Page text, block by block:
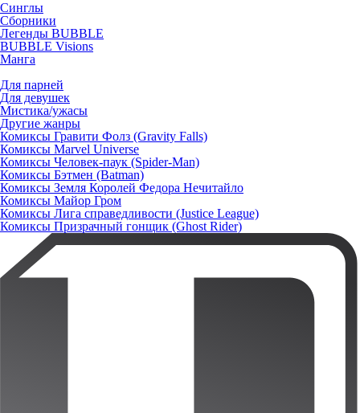
Синглы
Сборники
Легенды BUBBLE
BUBBLE Visions
Манга
Для парней
Для девушек
Мистика/ужасы
Другие жанры
Комиксы Гравити Фолз (Gravity Falls)
Комиксы Marvel Universe
Комиксы Человек-паук (Spider-Man)
Комиксы Бэтмен (Batman)
Комиксы Земля Королей Федора Нечитайло
Комиксы Майор Гром
Комиксы Лига справедливости (Justice League)
Комиксы Призрачный гонщик (Ghost Rider)